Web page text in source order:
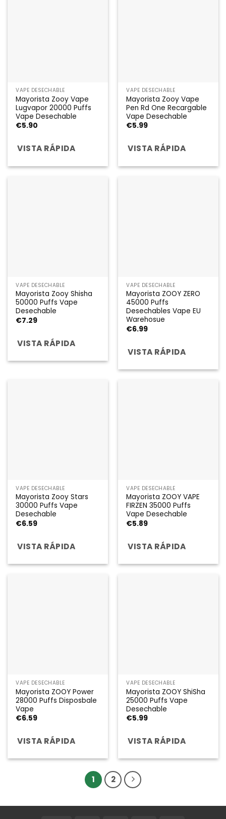
VAPE DESECHABLE
Mayorista Zooy Vape
Lugvapor 20000 Puffs
Vape Desechable
€5.90
VISTA RÁPIDA
VAPE DESECHABLE
Mayorista Zooy Vape
Pen Rd One Recargable
Vape Desechable
€5.99
VISTA RÁPIDA
VAPE DESECHABLE
Mayorista Zooy Shisha
50000 Puffs Vape
Desechable
€7.29
VISTA RÁPIDA
VAPE DESECHABLE
Mayorista ZOOY ZERO
45000 Puffs
Desechables Vape EU
Warehosue
€6.99
VISTA RÁPIDA
VAPE DESECHABLE
Mayorista Zooy Stars
30000 Puffs Vape
Desechable
€6.59
VISTA RÁPIDA
VAPE DESECHABLE
Mayorista ZOOY VAPE
FIRZEN 35000 Puffs
Vape Desechable
€5.89
VISTA RÁPIDA
VAPE DESECHABLE
Mayorista ZOOY Power
28000 Puffs Disposbale
Vape
€6.59
VISTA RÁPIDA
VAPE DESECHABLE
Mayorista ZOOY ShiSha
25000 Puffs Vape
Desechable
€5.99
VISTA RÁPIDA
1 2